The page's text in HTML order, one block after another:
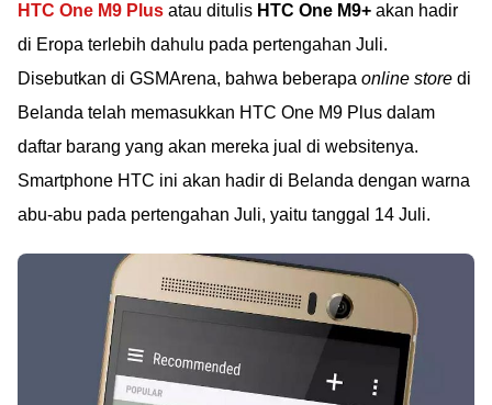
HTC One M9 Plus atau ditulis HTC One M9+ akan hadir
di Eropa terlebih dahulu pada pertengahan Juli.
Disebutkan di GSMArena, bahwa beberapa online store di
Belanda telah memasukkan HTC One M9 Plus dalam
daftar barang yang akan mereka jual di websitenya.
Smartphone HTC ini akan hadir di Belanda dengan warna
abu-abu pada pertengahan Juli, yaitu tanggal 14 Juli.